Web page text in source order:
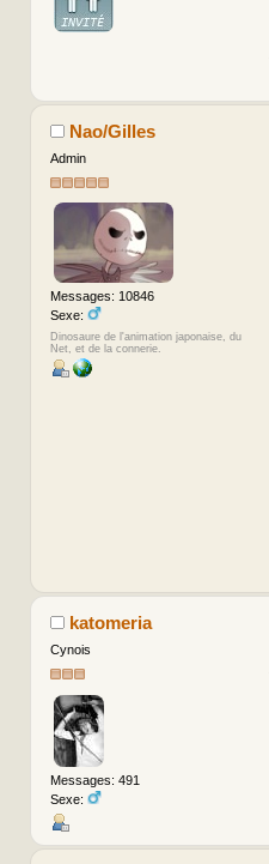
Nao/Gilles
Admin
Messages: 10846
Sexe:
Dinosaure de l'animation japonaise, du
Net, et de la connerie.
katomeria
Cynois
Messages: 491
Sexe: